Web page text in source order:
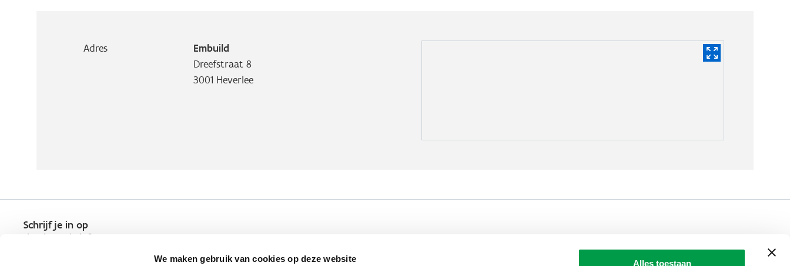
We maken gebruik van cookies op deze website Alles toestaan
Adres
Embuild
Dreefstraat 8
3001 Heverlee
Schrijf je in op
de nieuwsbrief